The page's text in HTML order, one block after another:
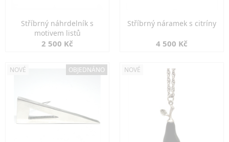
Stříbrný náhrdelník s
motivem listů
2 500 Kč
Stříbrný náramek s citríny
4 500 Kč
NOVÉ OBJEDNÁNO NOVÉ